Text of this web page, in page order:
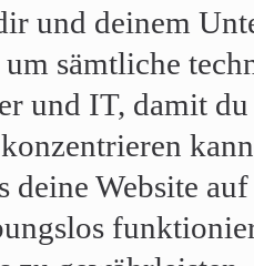
und deinem
sämtliche
und IT, damit
deine Website